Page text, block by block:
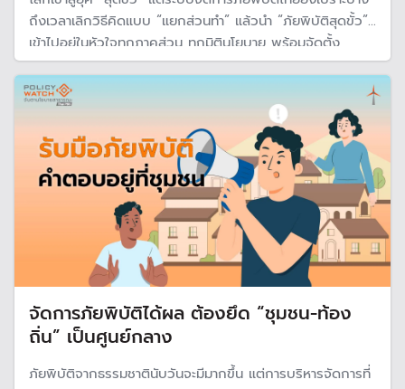
ถึงเวลาเลิกวิธีคิดแบบ “แยกส่วนทำ” แล้วนำ “ภัยพิบัติสุดขั้ว”
เข้าไปอยู่ในหัวใจทุกภาคส่วน ทุกมิตินโยบาย พร้อมจัดตั้ง
“หน่วยงานกลางเป็นเจ้าภาพ” ให้การบริหารจัดการมีความต่อ
เนื่อง เป็นอิสระ และครอบคลุมภัยพิบัติในทุกมิติอย่างแท้จริง
จัดการภัยพิบัติได้ผล ต้องยึด “ชุมชน-ท้อง
ถิ่น” เป็นศูนย์กลาง
ภัยพิบัติจากธรรมชาตินับวันจะมีมากขึ้น แต่การบริหารจัดการที่